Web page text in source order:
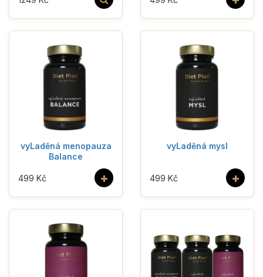
vyLaděná menopauza
Balance
+
499 Kč
vyLaděná mysl
+
499 Kč